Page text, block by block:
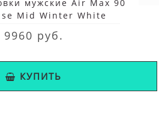
мужские Air Max 90
Mid Winter White
9960 руб.
КУПИТЬ